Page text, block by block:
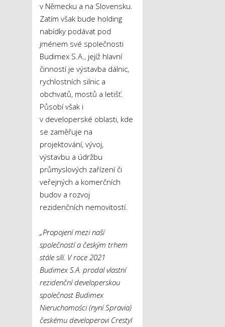
v Německu a na Slovensku.
Zatím však bude holding
nabídky podávat pod
jménem své společnosti
Budimex S.A., jejíž hlavní
činností je výstavba dálnic,
rychlostních silnic a
obchvatů, mostů a letišť.
Působí však i
v developerské oblasti, kde
se zaměřuje na
projektování, vývoj,
výstavbu a údržbu
průmyslových zařízení či
veřejných a komerčních
budov a rozvoj
rezidenčních nemovitostí.
„Propojení mezi naší
společností a českým trhem
stále sílí. V roce 2021
Budimex S.A. prodal vlastní
rezidenční developerskou
společnost Budimex
Nieruchomości (nyní Spravia)
českému developerovi Crestyl